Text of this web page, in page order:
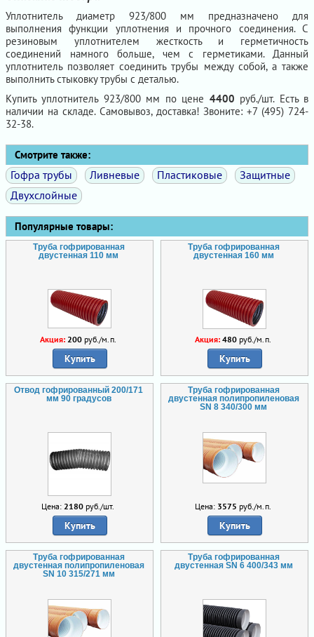
Уплотнитель диаметр 923/800 мм предназначено для
выполнения функции уплотнения и прочного соединения. С
резиновым уплотнителем жесткость и герметичность
соединений намного больше, чем с герметиками. Данный
уплотнитель позволяет соединить трубы между собой, а также
выполнить стыковку трубы с деталью.
Купить уплотнитель 923/800 мм по цене 4400 руб./шт. Есть в
наличии на складе. Самовывоз, доставка! Звоните: +7 (495) 724-
32-38.
Смотрите также:
Гофра трубы Ливневые Пластиковые
Защитные
Двухслойные
Популярные товары:
Труба гофрированная
двустенная 110 мм
Акция: 200руб./м.п.
Купить
Труба гофрированная
двустенная 160 мм
Акция: 480руб./м.п.
Купить
Отвод гофрированный 200/171
мм 90 градусов
Цена: 2180 руб./шт.
Купить
Труба гофрированная
двустенная полипропиленовая
SN 8 340/300 мм
Цена: 3575 руб./м.п.
Купить
Труба гофрированная
двустенная полипропиленовая
SN 10 315/271 мм
Труба гофрированная
двустенная SN 6 400/343 мм